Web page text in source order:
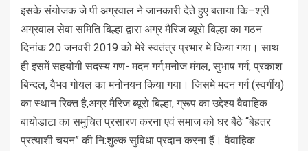
इसके संयोजक जे पी अग्रवाल ने जानकारी देते हुए बताया कि–श्री
अग्रवाल सेवा समिति बिल्हा द्वारा अग्र मैरिज ब्यूरो बिल्हा का गठन
दिनांक 20 जनवरी 2019 को मेरे स्वतंत्र प्रभार मे किया गया। साथ
ही इसमें सहयोगी सदस्य गण- मदन गर्ग,मनोज मंगल, सुभाष गर्ग, प्रकाश
बिन्दल, वैभव गोयल का मनोनयन किया गया। जिसमे मदन गर्ग (स्वर्गीय)
का स्थान रिक्त है,अग्र मैरिज ब्यूरो बिल्हा, ग्रूप का उद्देश्य वैवाहिक
बायोडाटा का समुचित प्रसारण करना एवं समाज को घर बैठे “बेहतर
प्रत्याशी चयन” की नि:शुल्क सुविधा प्रदान करना हैं। वैवाहिक